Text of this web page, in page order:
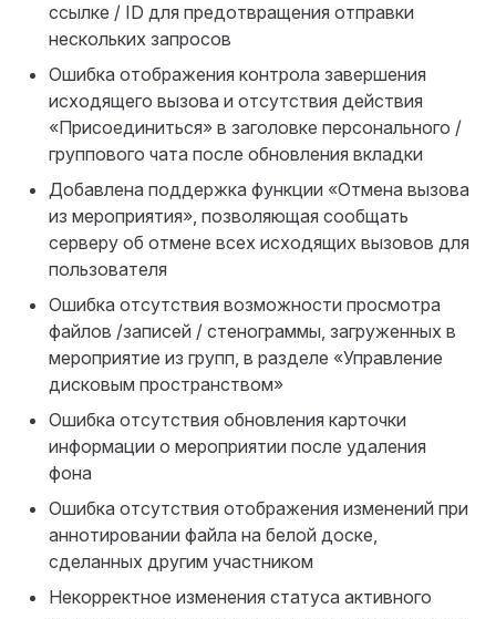
ссылке / ID для предотвращения отправки
нескольких запросов
Ошибка отображения контрола завершения
исходящего вызова и отсутствия действия
«Присоединиться» в заголовке персонального /
группового чата после обновления вкладки
Добавлена поддержка функции «Отмена вызова
из мероприятия», позволяющая сообщать
серверу об отмене всех исходящих вызовов для
пользователя
Ошибка отсутствия возможности просмотра
файлов /записей / стенограммы, загруженных в
мероприятие из групп, в разделе «Управление
дисковым пространством»
Ошибка отсутствия обновления карточки
информации о мероприятии после удаления
фона
Ошибка отсутствия отображения изменений при
аннотировании файла на белой доске,
сделанных другим участником
Некорректное изменения статуса активного